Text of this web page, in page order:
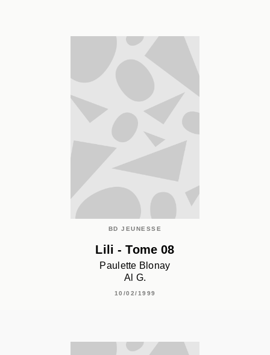
BD JEUNESSE
Lili - Tome 08
Paulette Blonay
Al G.
10/02/1999